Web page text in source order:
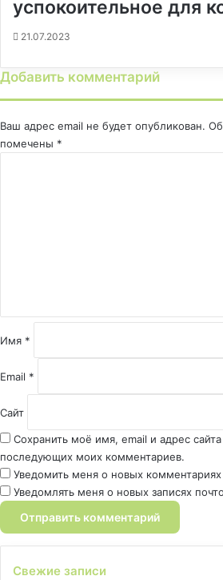
успокоительное для
21.07.2023
Добавить комментарий
Ваш адрес email не будет опубликован.
помечены *
и
й
Имя *
Email *
Сайт
Сохранить моё имя, email и адрес
последующих моих комментариев.
Уведомить меня о новых комментариях
Уведомлять меня о новых записях
Свежие записи